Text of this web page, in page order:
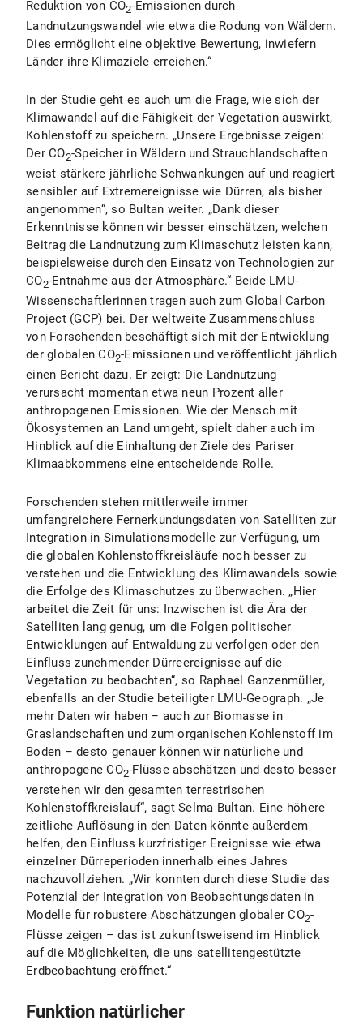
Reduktion von CO2-Emissionen durch
Landnutzungswandel wie etwa die Rodung von Wäldern.
Dies ermöglicht eine objektive Bewertung, inwiefern
Länder ihre Klimaziele erreichen.“
In der Studie geht es auch um die Frage, wie sich der
Klimawandel auf die Fähigkeit der Vegetation auswirkt,
Kohlenstoff zu speichern. „Unsere Ergebnisse zeigen:
Der CO2-Speicher in Wäldern und Strauchlandschaften
weist stärkere jährliche Schwankungen auf und reagiert
sensibler auf Extremereignisse wie Dürren, als bisher
angenommen“, so Bultan weiter. „Dank dieser
Erkenntnisse können wir besser einschätzen, welchen
Beitrag die Landnutzung zum Klimaschutz leisten kann,
beispielsweise durch den Einsatz von Technologien zur
CO2-Entnahme aus der Atmosphäre.“ Beide LMU-
Wissenschaftlerinnen tragen auch zum Global Carbon
Project (GCP) bei. Der weltweite Zusammenschluss
von Forschenden beschäftigt sich mit der Entwicklung
der globalen CO2-Emissionen und veröffentlicht jährlich
einen Bericht dazu. Er zeigt: Die Landnutzung
verursacht momentan etwa neun Prozent aller
anthropogenen Emissionen. Wie der Mensch mit
Ökosystemen an Land umgeht, spielt daher auch im
Hinblick auf die Einhaltung der Ziele des Pariser
Klimaabkommens eine entscheidende Rolle.
Forschenden stehen mittlerweile immer
umfangreichere Fernerkundungsdaten von Satelliten zur
Integration in Simulationsmodelle zur Verfügung, um
die globalen Kohlenstoffkreisläufe noch besser zu
verstehen und die Entwicklung des Klimawandels sowie
die Erfolge des Klimaschutzes zu überwachen. „Hier
arbeitet die Zeit für uns: Inzwischen ist die Ära der
Satelliten lang genug, um die Folgen politischer
Entwicklungen auf Entwaldung zu verfolgen oder den
Einfluss zunehmender Dürreereignisse auf die
Vegetation zu beobachten“, so Raphael Ganzenmüller,
ebenfalls an der Studie beteiligter LMU-Geograph. „Je
mehr Daten wir haben – auch zur Biomasse in
Graslandschaften und zum organischen Kohlenstoff im
Boden – desto genauer können wir natürliche und
anthropogene CO2-Flüsse abschätzen und desto besser
verstehen wir den gesamten terrestrischen
Kohlenstoffkreislauf“, sagt Selma Bultan. Eine höhere
zeitliche Auflösung in den Daten könnte außerdem
helfen, den Einfluss kurzfristiger Ereignisse wie etwa
einzelner Dürreperioden innerhalb eines Jahres
nachzuvollziehen. „Wir konnten durch diese Studie das
Potenzial der Integration von Beobachtungsdaten in
Modelle für robustere Abschätzungen globaler CO2-
Flüsse zeigen – das ist zukunftsweisend im Hinblick
auf die Möglichkeiten, die uns satellitengestützte
Erdbeobachtung eröffnet.“
Funktion natürlicher